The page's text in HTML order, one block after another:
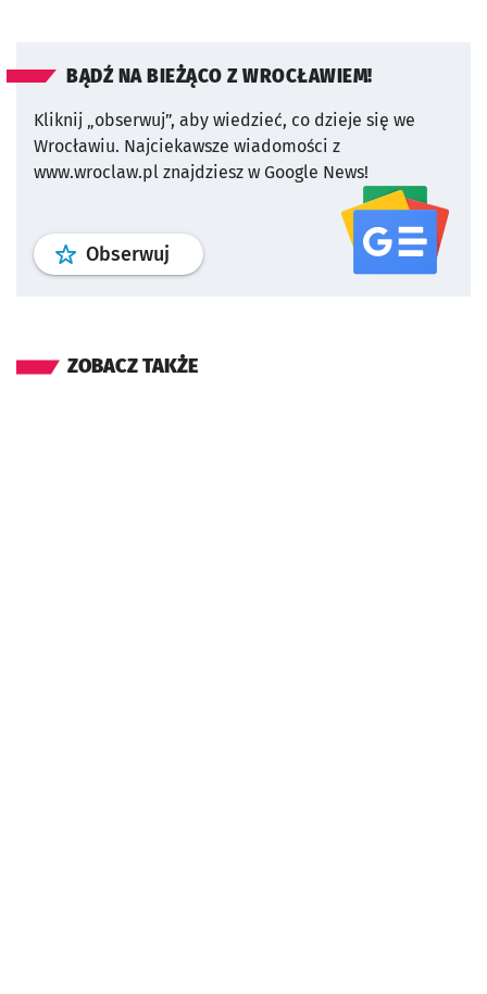
BĄDŹ NA BIEŻĄCO Z WROCŁAWIEM!
Kliknij „obserwuj”, aby wiedzieć, co dzieje się we
Wrocławiu. Najciekawsze wiadomości z
www.wroclaw.pl znajdziesz w Google News!
Obserwuj profil serwisu
ZOBACZ TAKŻE